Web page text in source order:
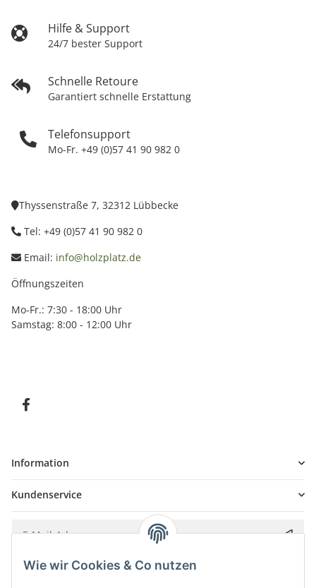
Hilfe & Support
24/7 bester Support
Schnelle Retoure
Garantiert schnelle Erstattung
Telefonsupport
Mo-Fr. +49 (0)57 41 90 982 0
Thyssenstraße 7, 32312 Lübbecke
Tel: +49 (0)57 41 90 982 0
Email: info@holzplatz.de
Öffnungszeiten
Mo-Fr.: 7:30 - 18:00 Uhr
Samstag: 8:00 - 12:00 Uhr
Information
Kundenservice
Bitte senden Sie mir entsprechend IhrerDatenschutzerklärung
Wie wir Cookies & Co nutzen